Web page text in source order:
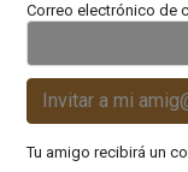
Correo electrónico de
Invitar a mi
Tu amigo recibirá un